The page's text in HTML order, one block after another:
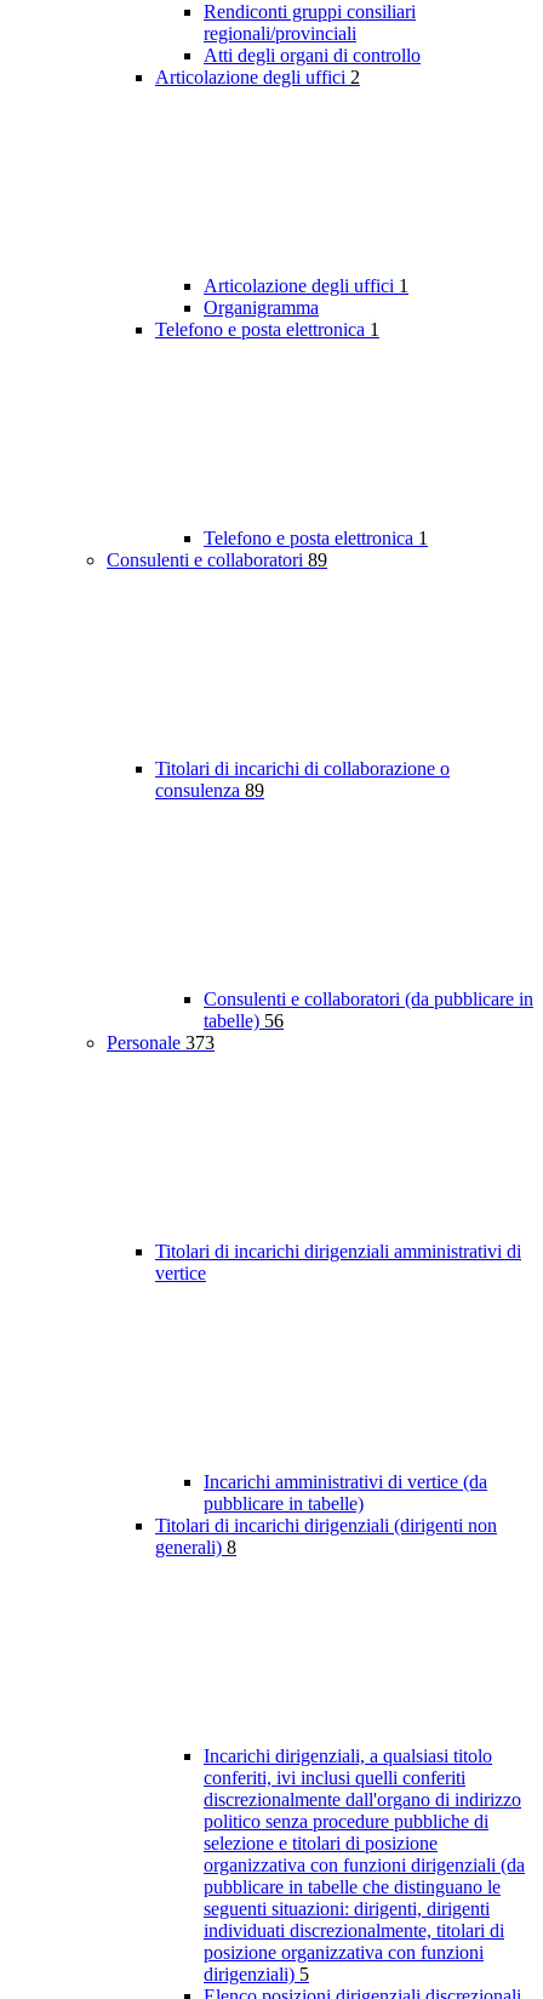
Rendiconti gruppi consiliari
regionali/provinciali
Atti degli organi di controllo
Articolazione degli uffici 2
Articolazione degli uffici 1
Organigramma
Telefono e posta elettronica 1
Telefono e posta elettronica 1
Consulenti e collaboratori 89
Titolari di incarichi di collaborazione o
consulenza 89
Consulenti e collaboratori (da pubblicare in
tabelle) 56
Personale 373
Titolari di incarichi dirigenziali amministrativi di
vertice
Incarichi amministrativi di vertice (da
pubblicare in tabelle)
Titolari di incarichi dirigenziali (dirigenti non
generali) 8
Incarichi dirigenziali, a qualsiasi titolo
conferiti, ivi inclusi quelli conferiti
discrezionalmente dall'organo di indirizzo
politico senza procedure pubbliche di
selezione e titolari di posizione
organizzativa con funzioni dirigenziali (da
pubblicare in tabelle che distinguano le
seguenti situazioni: dirigenti, dirigenti
individuati discrezionalmente, titolari di
posizione organizzativa con funzioni
dirigenziali) 5